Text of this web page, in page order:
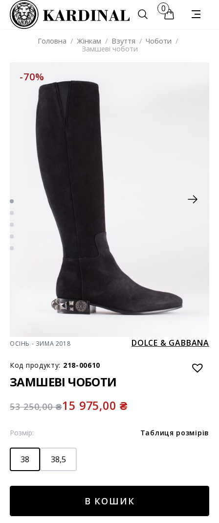
0
Головна / Жінкам / Взуття / Чоботи /
Замшеві чоботи
-70%
ОСІНЬ - ЗИМА 2018 DOLCE & GABBANA
Код продукту: 218-00610
ЗАМШЕВІ ЧОБОТИ
53 250,00₴15 975,00 ₴
Розмір: Таблиця розмірів
38 38,5
кількість
В КОШИК